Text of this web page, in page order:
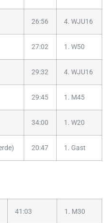
26:56 4. WJU16
27:02 1. W50
29:32 4. WJU16
29:45 1. M45
34:00 1. W20
20:47 1. Gast
41:03 1. M30